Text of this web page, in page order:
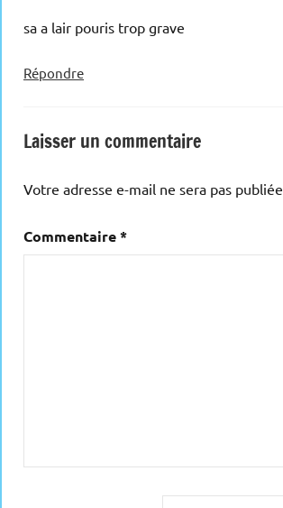
sa a lair pouris trop grave
Répondre
Laisser un commentaire
Votre adresse e-mail ne sera pas publiée.
Commentaire*